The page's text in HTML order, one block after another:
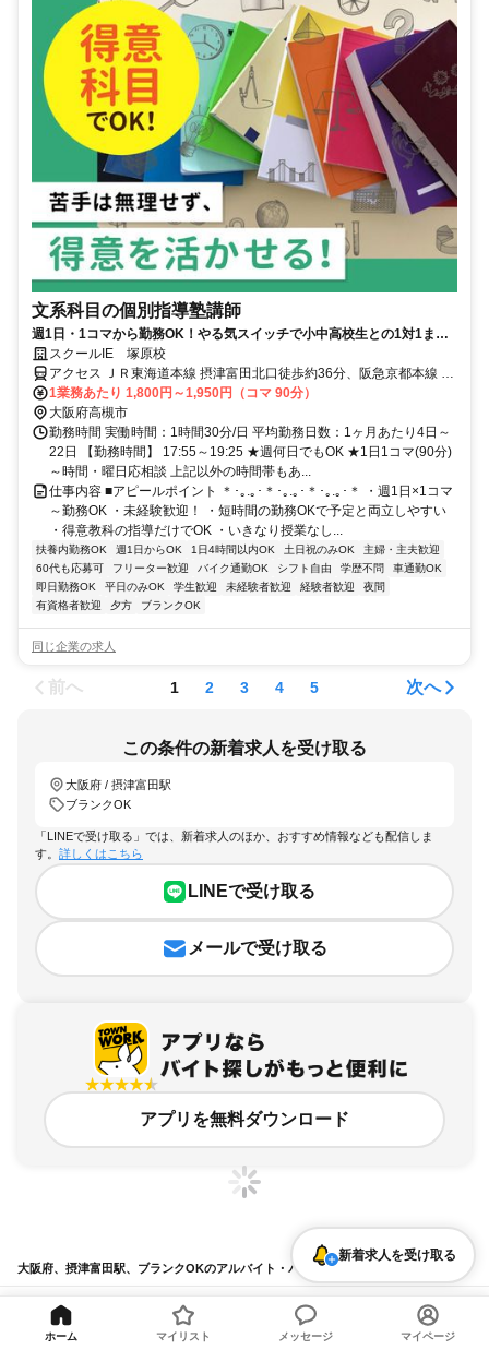
文系科目の個別指導塾講師
週1日・1コマから勤務OK！やる気スイッチで小中高校生との1対1また
は1対2の個別指導！
スクールIE 塚原校
アクセス ＪＲ東海道本線 摂津富田北口徒歩約36分、阪急京都本線 富
田（大阪府）北出口徒歩約39分、ＪＲ東海道本線 ＪＲ総持寺徒歩約
38分
1業務あたり 1,800円～1,950円（コマ 90分）
大阪府高槻市
勤務時間 実働時間：1時間30分/日 平均勤務日数：1ヶ月あたり4日～
22日 【勤務時間】 17:55～19:25 ★週何日でもOK ★1日1コマ(90分)
～時間・曜日応相談 上記以外の時間帯もあ...
仕事内容 ■アピールポイント ＊･｡.｡･＊･｡.｡･＊･｡.｡･＊ ・週1日×1コマ
～勤務OK ・未経験歓迎！ ・短時間の勤務OKで予定と両立しやすい
・得意教科の指導だけでOK ・いきなり授業なし...
扶養内勤務OK 週1日からOK 1日4時間以内OK 土日祝のみOK
主婦・主夫歓迎
60代も応募可
フリーター歓迎 バイク通勤OK シフト自由 学歴不問
車通勤OK
即日勤務OK
平日のみOK 学生歓迎 未経験者歓迎 経験者歓迎
夜間
有資格者歓迎
夕方 ブランクOK
同じ企業の求人
前へ 1 2 3 4 5 次へ
この条件の新着求人を受け取る
大阪府 / 摂津富田駅
ブランクOK
「LINEで受け取る」では、新着求人のほか、おすすめ情報なども配信しま
す。 詳しくはこちら
LINEで受け取る
メールで受け取る
アプリを無料ダウンロード
大阪府、摂津富田駅、ブランクOKのアルバイト・バイト求人情報
求人の詳細を表示
条件を追加・変更して検索
新着求人を受け取る
ホーム マイリスト メッセージ マイページ